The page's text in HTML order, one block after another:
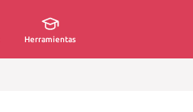
Herramientas